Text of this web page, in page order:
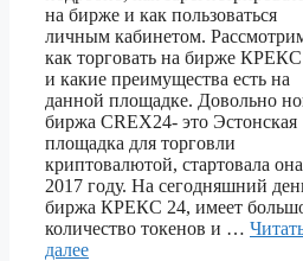
на бирже и как пользоваться
личным кабинетом.
как торговать на бирже
и какие преимущества есть на
данной площадке. Довольно
биржа CREX24- это Эстонская
площадка для торговли
криптовалютой, стартовала
2017 году. На сегодняшний
биржа КРЕКС 24, имеет
количество токенов и …
далее